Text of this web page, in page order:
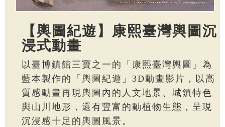
【輿圖紀遊】康熙臺灣輿圖沉
浸式動畫
以臺博鎮館三寶之一的「康熙臺灣輿圖」為
藍本製作的「輿圖紀遊」3D動畫影片，以高
質感動畫再現輿圖內的人文地景、城鎮特色
與山川地形，還有豐富的動植物生態，呈現
沉浸感十足的輿圖風景。